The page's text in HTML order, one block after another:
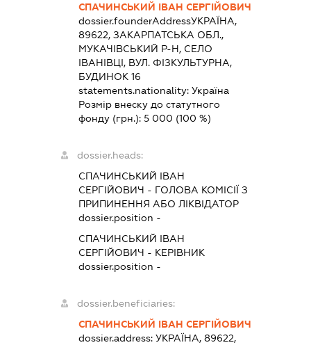
СПАЧИНСЬКИЙ ІВАН СЕРГІЙОВИЧ
dossier.founderAddressУКРАЇНА,
89622, ЗАКАРПАТСЬКА ОБЛ.,
МУКАЧІВСЬКИЙ Р-Н, СЕЛО
ІВАНІВЦІ, ВУЛ. ФІЗКУЛЬТУРНА,
БУДИНОК 16
statements.nationality: Україна
Розмір внеску до статутного
фонду (грн.): 5 000 (100 %)
dossier.heads:
СПАЧИНСЬКИЙ ІВАН
СЕРГІЙОВИЧ - ГОЛОВА КОМІСІЇ З
ПРИПИНЕННЯ АБО ЛІКВІДАТОР
dossier.position -
СПАЧИНСЬКИЙ ІВАН
СЕРГІЙОВИЧ - КЕРІВНИК
dossier.position -
dossier.beneficiaries:
СПАЧИНСЬКИЙ ІВАН СЕРГІЙОВИЧ
dossier.address: УКРАЇНА, 89622,